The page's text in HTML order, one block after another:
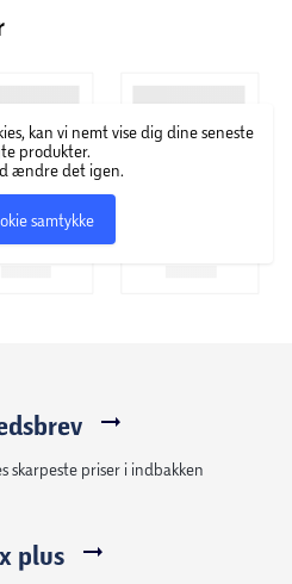
kan vi nemt vise dig dine seneste
produkter.
ændre det igen.
samtykke
skarpeste priser i indbakken
plus